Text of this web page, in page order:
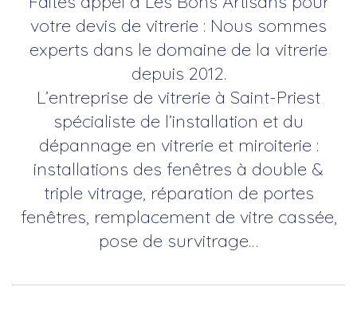
votre devis de vitrerie : Nous sommes
experts dans le domaine de la vitrerie
depuis 2012.
L’entreprise de vitrerie à Saint-Priest
spécialiste de l’installation et du
dépannage en vitrerie et miroiterie :
installations des fenêtres à double &
triple vitrage, réparation de portes
fenêtres, remplacement de vitre cassée,
pose de survitrage…